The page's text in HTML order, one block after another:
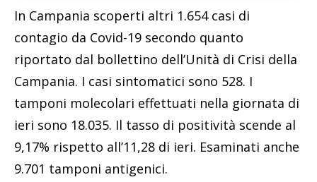
In Campania scoperti altri 1.654 casi di
contagio da Covid-19 secondo quanto
riportato dal bollettino dell’Unità di Crisi della
Campania. I casi sintomatici sono 528. I
tamponi molecolari effettuati nella giornata di
ieri sono 18.035. Il tasso di positività scende al
9,17% rispetto all’11,28 di ieri. Esaminati anche
9.701 tamponi antigenici.